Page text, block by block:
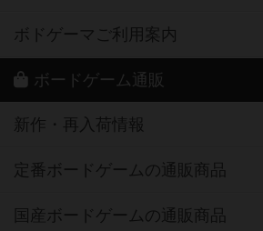
ボドゲーマご利用案内
ボードゲーム通販
新作・再入荷情報
定番ボードゲームの通販商品
国産ボードゲームの通販商品